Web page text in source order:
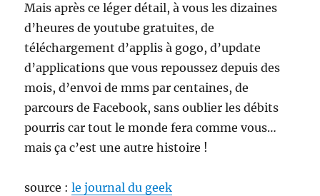
Mais après ce léger détail, à vous les dizaines
d’heures de youtube gratuites, de
téléchargement d’applis à gogo, d’update
d’applications que vous repoussez depuis des
mois, d’envoi de mms par centaines, de
parcours de Facebook, sans oublier les débits
pourris car tout le monde fera comme vous…
mais ça c’est une autre histoire !
source :le journal du geek